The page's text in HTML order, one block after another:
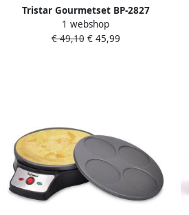
Tristar Gourmetset BP-2827
1000W Wokset
Pannenkoekenmaker 6 personen
1 webshop
€ 49,10€ 45,99